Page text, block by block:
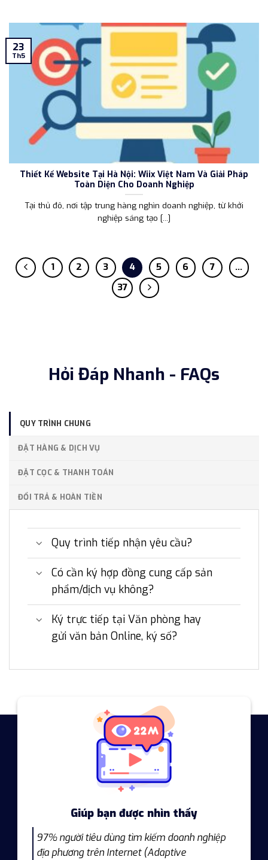
Thiết Kế Website Tại Hà Nội: Wiix Việt Nam Và Giải Pháp
Toàn Diện Cho Doanh Nghiệp
Tại thủ đô, nơi tập trung hàng nghìn doanh nghiệp, từ khởi
nghiệp sáng tạo [...]
23
Th5
1 2 3 4 5 6 7
…
37
Hỏi Đáp Nhanh - FAQs
QUY TRÌNH CHUNG
ĐẶT HÀNG & DỊCH VỤ
ĐẶT CỌC & THANH TOÁN
ĐỔI TRẢ & HOÀN TIỀN
Quy trình tiếp nhận yêu cầu?
Có cần ký hợp đồng cung cấp sản
phẩm/dịch vụ không?
Ký trực tiếp tại Văn phòng hay
gửi văn bản Online, ký số?
Giúp bạn được nhìn thấy
97% người tiêu dùng tìm kiếm doanh nghiệp
địa phương trên Internet (Adaptive